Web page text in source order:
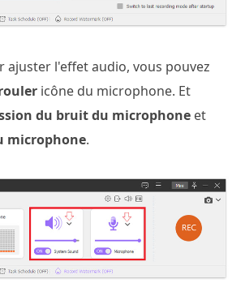
ajuster l'effet audio, vous pouvez
icône du microphone. Et
du bruit du microphone et
microphone.